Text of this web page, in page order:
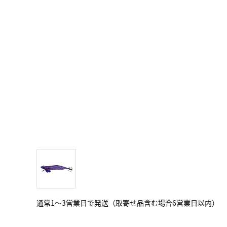
通常1～3営業日で発送（取寄せ品含む場合6営業日以内）